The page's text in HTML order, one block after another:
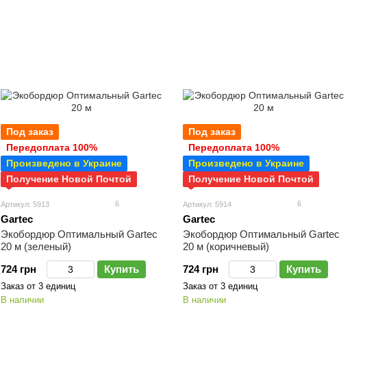
Под заказ
Передоплата 100%
Произведено в Украине
Получение Новой Почтой
Артикул: 5913 6
Gartec
Экобордюр Оптимальный Gartec
20 м (зеленый)
724 грн
Купить
Заказ от 3 единиц
В наличии
Под заказ
Передоплата 100%
Произведено в Украине
Получение Новой Почтой
Артикул: 5914 6
Gartec
Экобордюр Оптимальный Gartec
20 м (коричневый)
724 грн
Купить
Заказ от 3 единиц
В наличии